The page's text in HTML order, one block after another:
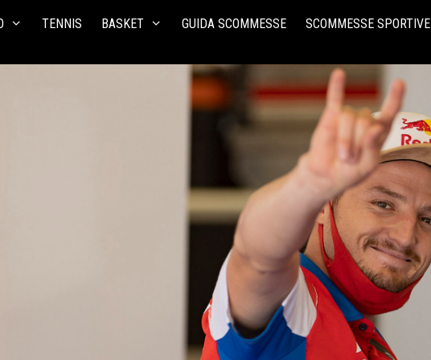
TENNIS BASKET GUIDA SCOMMESSE SCOMMESSE SPORTIVE